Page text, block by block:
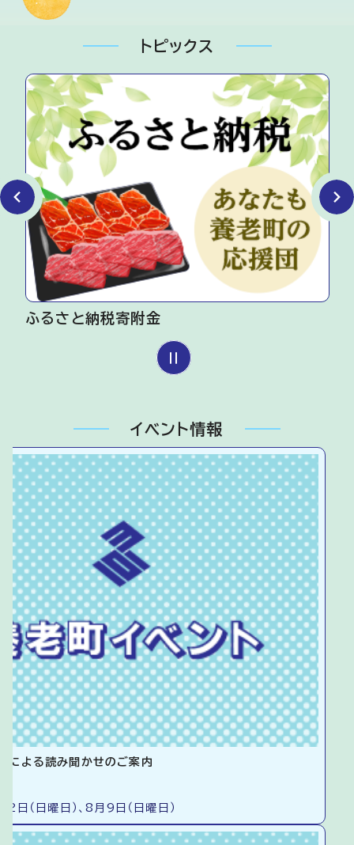
トピックス
ふるさと納税寄附金
イベント情報
による読み聞かせのご案内
（日曜日）、8月9日（日曜日）